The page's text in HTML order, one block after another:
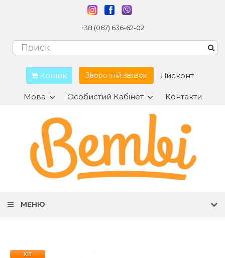
+38 (067) 636-62-02
Кошик Зворотній звязок Дисконт
Мова Особистий Кабінет Контакти
МЕНЮ
ХІТ